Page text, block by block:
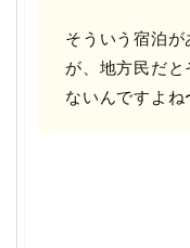
そういう宿泊が
が、地方民だ
ないんですよね